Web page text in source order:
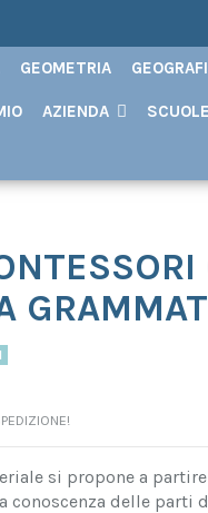
GEOMETRIA
AZIENDA SCUOLE
si propone a
conoscenza delle parti